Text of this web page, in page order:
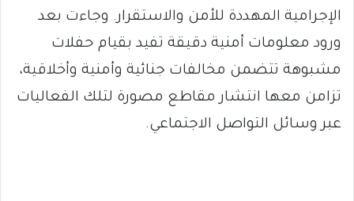
الإجرامية المهددة للأمن والاستقرار. وجاءت بعد
ورود معلومات أمنية دقيقة تفيد بقيام حفلات
مشبوهة تتضمن مخالفات جنائية وأمنية وأخلاقية،
تزامن معها انتشار مقاطع مصورة لتلك الفعاليات
عبر وسائل التواصل الاجتماعي.